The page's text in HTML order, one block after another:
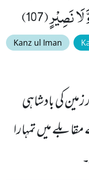
Kanz ul Iman
کی بادشاہی
میں تمہارا